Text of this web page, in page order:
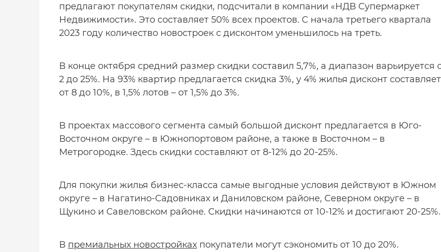
предлагают покупателям скидки, подсчитали в компании «НДВ Супермаркет
Недвижимости». Это составляет 50% всех проектов. С начала третьего квартала
2023 году количество новостроек с дисконтом уменьшилось на треть.
В конце октября средний размер скидки составил 5,7%, а диапазон варьируется
2 до 25%. На 93% квартир предлагается скидка 3%, у 4% жилья дисконт составляет
от 8 до 10%, в 1,5% лотов – от 1,5% до 3%.
В проектах массового сегмента самый большой дисконт предлагается в Юго-
Восточном округе – в Южнопортовом районе, а также в Восточном – в
Метрогородке. Здесь скидки составляют от 8-12% до 20-25%.
Для покупки жилья бизнес-класса самые выгодные условия действуют в Южном
округе – в Нагатино-Садовниках и Даниловском районе, Северном округе – в
Щукино и Савеловском районе. Скидки начинаются от 10-12% и достигают 20-25%.
В премиальных новостройках покупатели могут сэкономить от 10 до 20%.